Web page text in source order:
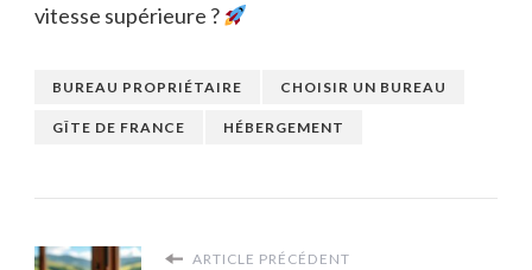
vitesse supérieure ?
BUREAU PROPRIÉTAIRE CHOISIR UN BUREAU
GÎTE DE FRANCE HÉBERGEMENT
ARTICLE PRÉCÉDENT